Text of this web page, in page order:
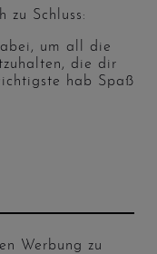
zu Schluss:
um all die
die dir
hab Spaß
Werbung zu